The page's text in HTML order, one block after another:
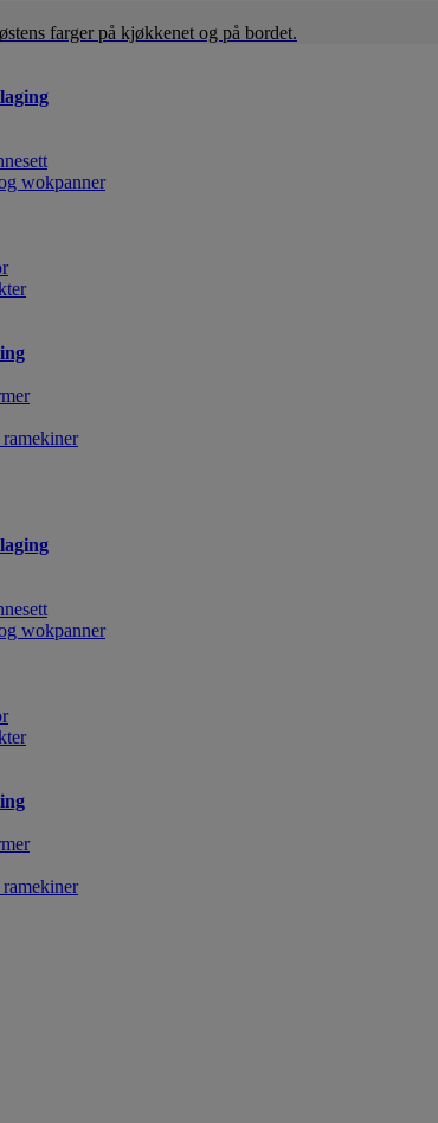
farger på kjøkkenet og på bordet.
wokpanner
wokpanner